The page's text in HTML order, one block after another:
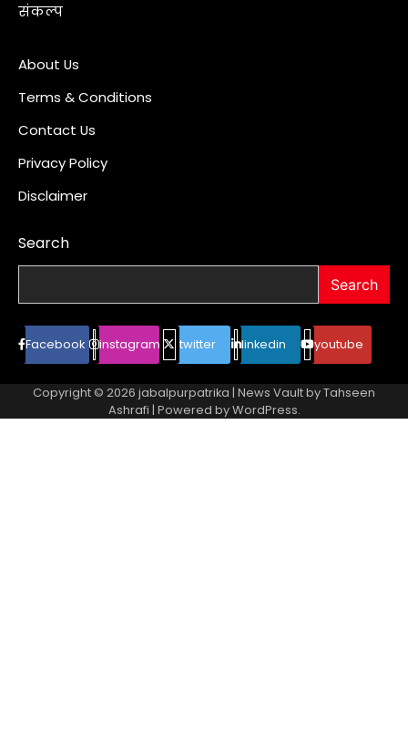
संकल्प
About Us
Terms & Conditions
Contact Us
Privacy Policy
Disclaimer
Search
Search
Facebook instagram twitter linkedin youtube
Copyright © 2026 jabalpurpatrika | News Vault byTahseen
Ashrafi | Powered byWordPress.